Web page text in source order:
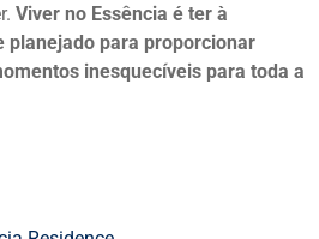
Viver no Essência é ter à
planejado para proporcionar
inesquecíveis para toda a